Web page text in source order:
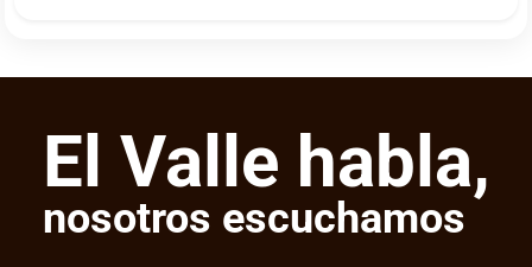
El Valle habla,
nosotros escuchamos